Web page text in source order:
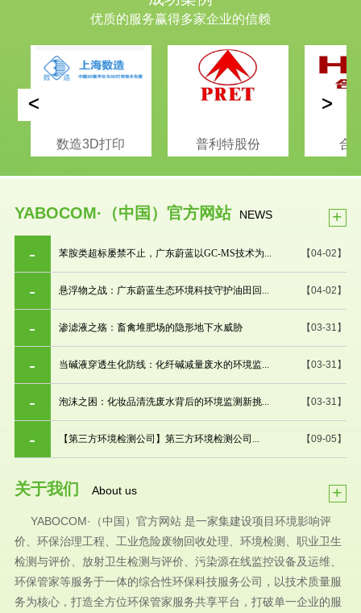
优质的服务赢得多家企业的信赖
数造3D打印 普利特股份 合
< >
YABOCOM·（中国）官方网站 NEWS +
【04-02】
苯胺类超标屡禁不止，广东蔚蓝以GC-MS技术为...
【04-02】
悬浮物之战：广东蔚蓝生态环境科技守护油田回...
【03-31】
渗滤液之殇：畜禽堆肥场的隐形地下水威胁
【03-31】
当碱液穿透生化防线：化纤碱减量废水的环境监...
【03-31】
泡沫之困：化妆品清洗废水背后的环境监测新挑...
【09-05】
【第三方环境检测公司】第三方环境检测公司...
关于我们 About us +
YABOCOM·（中国）官方网站 是一家集建设项目环境影响评
价、环保治理工程、工业危险废物回收处理、环境检测、职业卫生
检测与评价、放射卫生检测与评价、污染源在线监控设备及运维、
环保管家等服务于一体的综合性环保科技服务公司，以技术质量服
务为核心，打造全方位环保管家服务共享平台，打破单一企业的服